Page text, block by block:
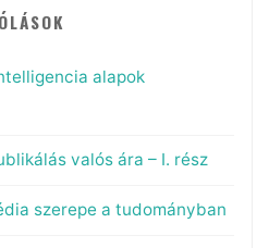
alapok
valós ára – I. rész
szerepe a tudományban